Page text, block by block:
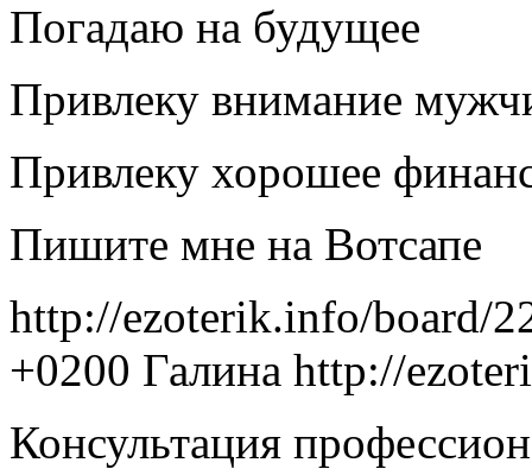
Погадаю на будущее
Привлеку внимание
Привлеку хорошее
Пишите мне на Вотсапе
http://ezoterik.info/board/
+0200 Галина http://
Консультация